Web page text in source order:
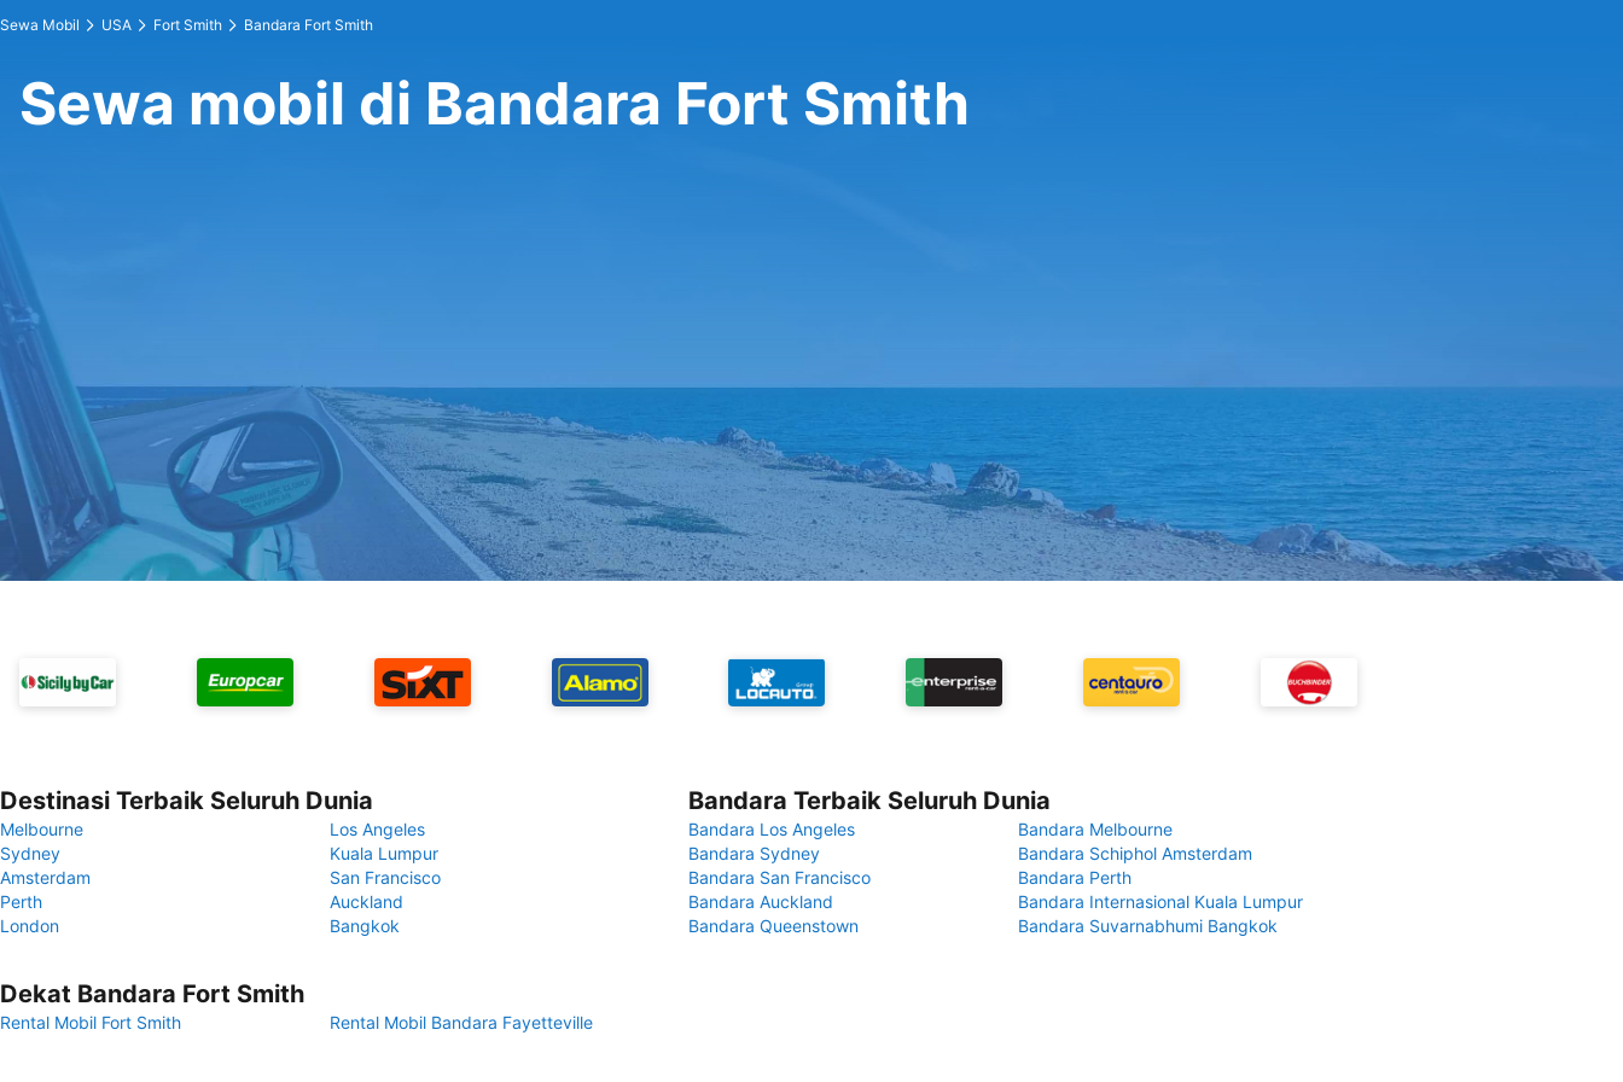
Sewa Mobil USA Fort Smith Bandara Fort Smith
Sewa mobil di Bandara Fort Smith
Destinasi Terbaik Seluruh Dunia
Melbourne
Los Angeles
Sydney
Kuala Lumpur
Amsterdam
San Francisco
Perth
Auckland
London
Bangkok
Bandara Terbaik Seluruh Dunia
Bandara Los Angeles
Bandara Melbourne
Bandara Sydney
Bandara Schiphol Amsterdam
Bandara San Francisco
Bandara Perth
Bandara Auckland
Bandara Internasional Kuala Lumpur
Bandara Queenstown
Bandara Suvarnabhumi Bangkok
Dekat Bandara Fort Smith
Rental Mobil Fort Smith Rental Mobil Bandara Fayetteville